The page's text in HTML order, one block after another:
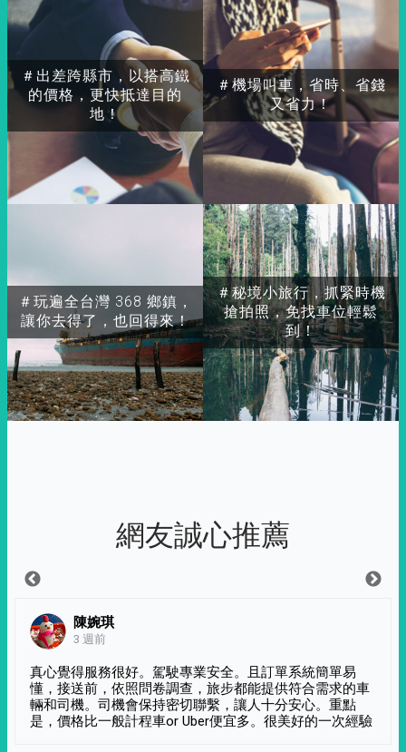
＃出差跨縣市，以搭高鐵
的價格，更快抵達目的
地！
＃玩遍全台灣 368 鄉鎮，
讓你去得了，也回得來！
＃秘境小旅行，抓緊時機
搶拍照，免找車位輕鬆
到！
＃機場叫車，省時、省錢
又省力！
網友誠心推薦
陳婉琪
3 週前
真心覺得服務很好。駕駛專業安全。且訂單系統簡單易
懂，接送前，依照問卷調查，旅步都能提供符合需求的車
輛和司機。司機會保持密切聯繫，讓人十分安心。重點
是，價格比一般計程車or Uber便宜多。很美好的一次經驗